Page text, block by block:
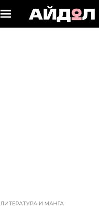
ЛИТЕРАТУРА И МАНГА